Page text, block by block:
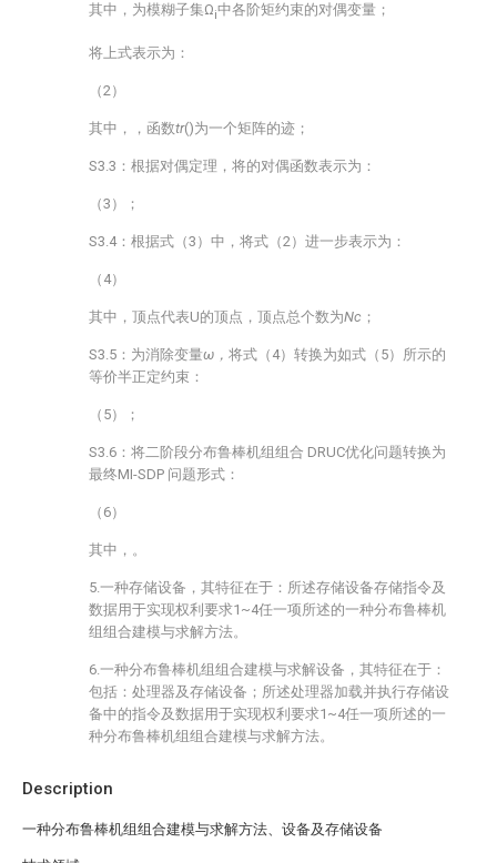
Description
一种分布鲁棒机组组合建模与求解方法、设备及存储设备
其中， 为模糊子集Ωi中各阶矩约束的对偶变量；
将上式表示为：
（2）
其中， ，函数tr()为一个矩阵的迹；
S3.3：根据对偶定理，将的对偶函数表示为：
（3）；
S3.4：根据式（3）中，将式（2）进一步表示为：
（4）
其中，顶点代表U的顶点，顶点总个数为Nc ；
S3.5：为消除变量ω， 将式（4）转换为如式（5）所示的
等价半正定约束：
（5）；
S3.6：将二阶段分布鲁棒机组组合 DRUC优化问题转换为
最终MI-SDP 问题形式：
（6）
其中， 。
5.一种存储设备，其特征在于：所述存储设备存储指令及
数据用于实现权利要求1~4任一项所述的一种分布鲁棒机
组组合建模与求解方法。
6.一种分布鲁棒机组组合建模与求解设备，其特征在于：
包括：处理器及存储设备；所述处理器加载并执行存储设
备中的指令及数据用于实现权利要求1~4任一项所述的一
种分布鲁棒机组组合建模与求解方法。